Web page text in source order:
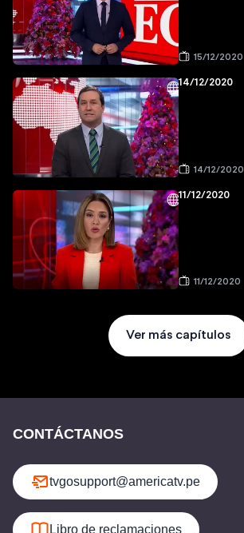
15/12/2020
14/12/2020
14/12/2020
11/12/2020
11/12/2020
Ver más capítulos
CONTÁCTANOS
tvgosupport@americatv.pe
Libro de reclamaciones